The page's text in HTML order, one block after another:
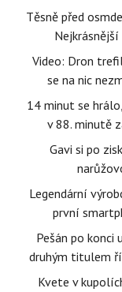
Těsně před
Video: Dron
se na nic
14 minut se
v 88. minutě
Gavi si po
Legendární
první
Pešán po konci
druhým titulem
Kvete v